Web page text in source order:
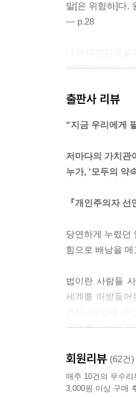
말[은 위험하]다.
--- p.28
민국도 아니고,
배심원들은 판
--- p.58~59
감사할 줄 알아
--- p.73
면 인공지능과
--- p.75
자신이 옳다고
출판사 리뷰
“지금 우리에게
저마다의 가치관
누가, ‘모두의 약
『개인주의자
당연하게 누렸던
힘으로 배낭을
법이란 사람들
세계를 떠받들
공포를 느끼던
극심한 갈등과 날
인터넷 포털에는
회원리뷰 (62건)
매주 10건의 우수
3,000원 이상 구매